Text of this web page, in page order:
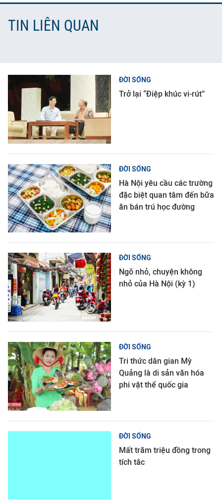
TIN LIÊN QUAN
ĐỜI SỐNG
Trở lại “Điệp khúc vi-rút”
ĐỜI SỐNG
Hà Nội yêu cầu các trường
đặc biệt quan tâm đến bữa
ăn bán trú học đường
ĐỜI SỐNG
Ngõ nhỏ, chuyện không
nhỏ của Hà Nội (kỳ 1)
ĐỜI SỐNG
Tri thức dân gian Mỳ
Quảng là di sản văn hóa
phi vật thể quốc gia
ĐỜI SỐNG
Mất trăm triệu đồng trong
tích tắc